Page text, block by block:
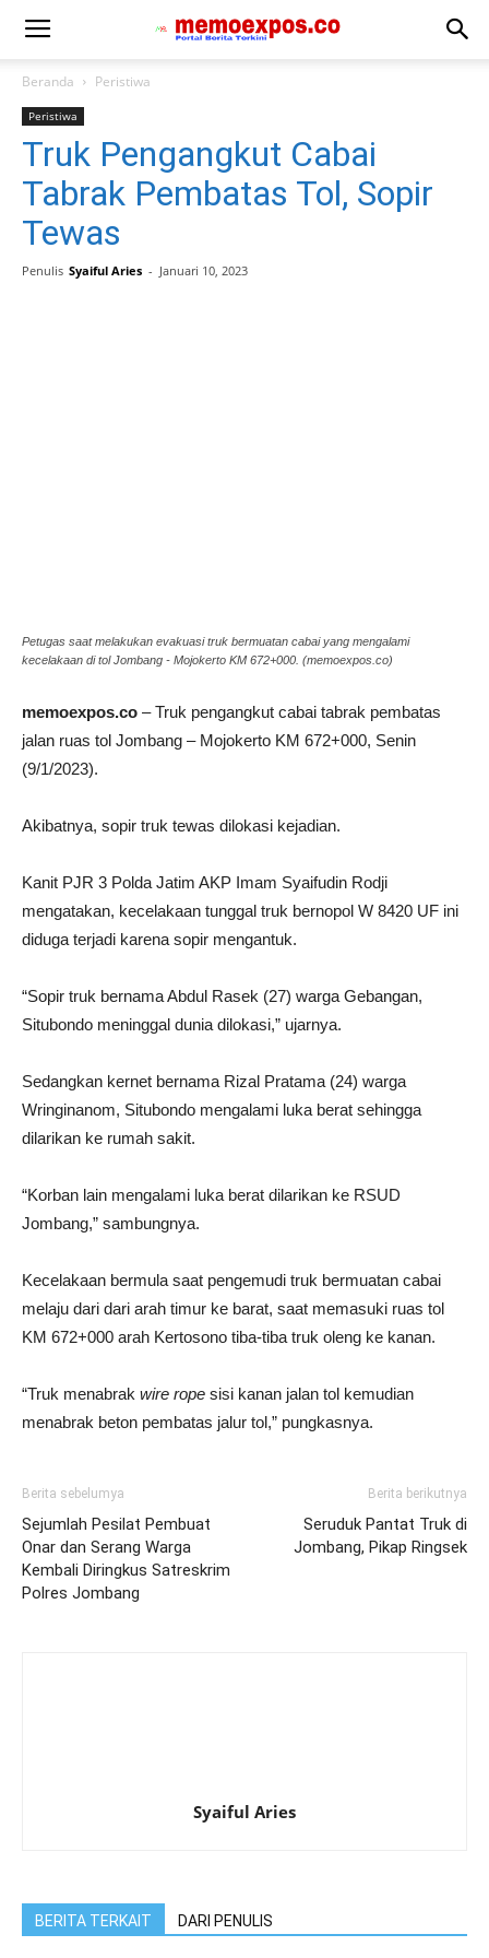
Beranda Peristiwa
Peristiwa
Truk Pengangkut Cabai
Tabrak Pembatas Tol, Sopir
Tewas
Penulis Syaiful Aries - Januari 10, 2023
Petugas saat melakukan evakuasi truk bermuatan cabai yang mengalami
kecelakaan di tol Jombang - Mojokerto KM 672+000. (memoexpos.co)
memoexpos.co – Truk pengangkut cabai tabrak pembatas
jalan ruas tol Jombang – Mojokerto KM 672+000, Senin
(9/1/2023).
Akibatnya, sopir truk tewas dilokasi kejadian.
Kanit PJR 3 Polda Jatim AKP Imam Syaifudin Rodji
mengatakan, kecelakaan tunggal truk bernopol W 8420 UF ini
diduga terjadi karena sopir mengantuk.
“Sopir truk bernama Abdul Rasek (27) warga Gebangan,
Situbondo meninggal dunia dilokasi,” ujarnya.
Sedangkan kernet bernama Rizal Pratama (24) warga
Wringinanom, Situbondo mengalami luka berat sehingga
dilarikan ke rumah sakit.
“Korban lain mengalami luka berat dilarikan ke RSUD
Jombang,” sambungnya.
Kecelakaan bermula saat pengemudi truk bermuatan cabai
melaju dari dari arah timur ke barat, saat memasuki ruas tol
KM 672+000 arah Kertosono tiba-tiba truk oleng ke kanan.
“Truk menabrak wire rope sisi kanan jalan tol kemudian
menabrak beton pembatas jalur tol,” pungkasnya.
Berita sebelumya
Sejumlah Pesilat Pembuat
Onar dan Serang Warga
Kembali Diringkus Satreskrim
Polres Jombang
Berita berikutnya
Seruduk Pantat Truk di
Jombang, Pikap Ringsek
Syaiful Aries
BERITA TERKAIT DARI PENULIS